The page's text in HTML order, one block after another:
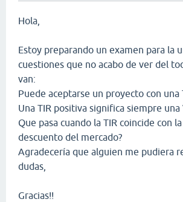
Hola,
Estoy preparando un examen para la
cuestiones que no acabo de ver del
van:
Puede aceptarse un proyecto con una
Una TIR positiva significa siempre una
Que pasa cuando la TIR coincide con
descuento del mercado?
Agradecería que alguien me pudiera
dudas,
Gracias!!